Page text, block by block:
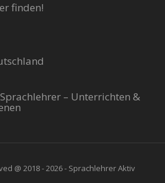
finden!
– Unterrichten &
@ 2018 - 2026 - Sprachlehrer Aktiv